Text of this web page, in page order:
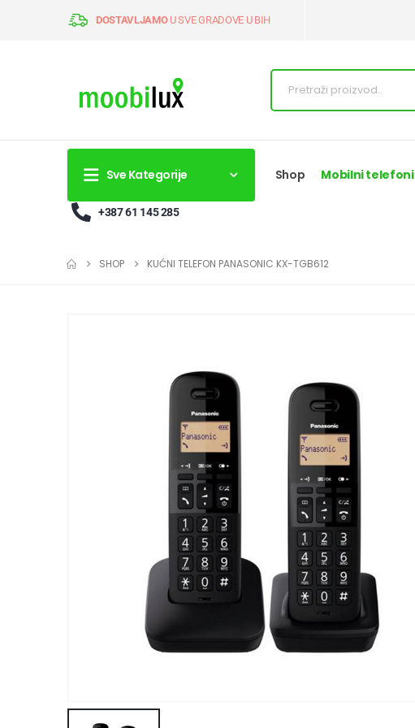
DOSTAVLJAMOU SVE GRADOVE U BIH
Sve Kategorije Shop Mobilni telefoni
+387 61 145 285
SHOP KUĆNI TELEFON PANASONIC KX-TGB612